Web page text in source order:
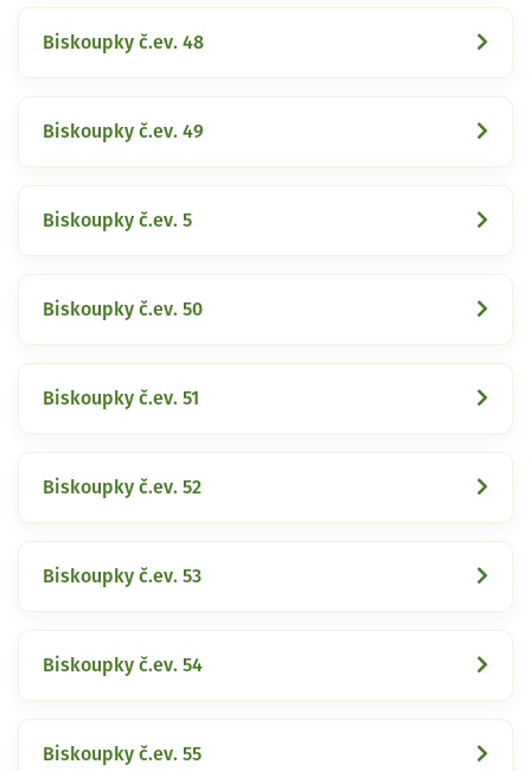
Biskoupky č.ev. 48
Biskoupky č.ev. 49
Biskoupky č.ev. 5
Biskoupky č.ev. 50
Biskoupky č.ev. 51
Biskoupky č.ev. 52
Biskoupky č.ev. 53
Biskoupky č.ev. 54
Biskoupky č.ev. 55